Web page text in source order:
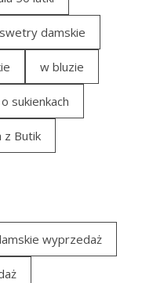
damskie
w bluzie
sukienkach
z Butik
wyprzedaż